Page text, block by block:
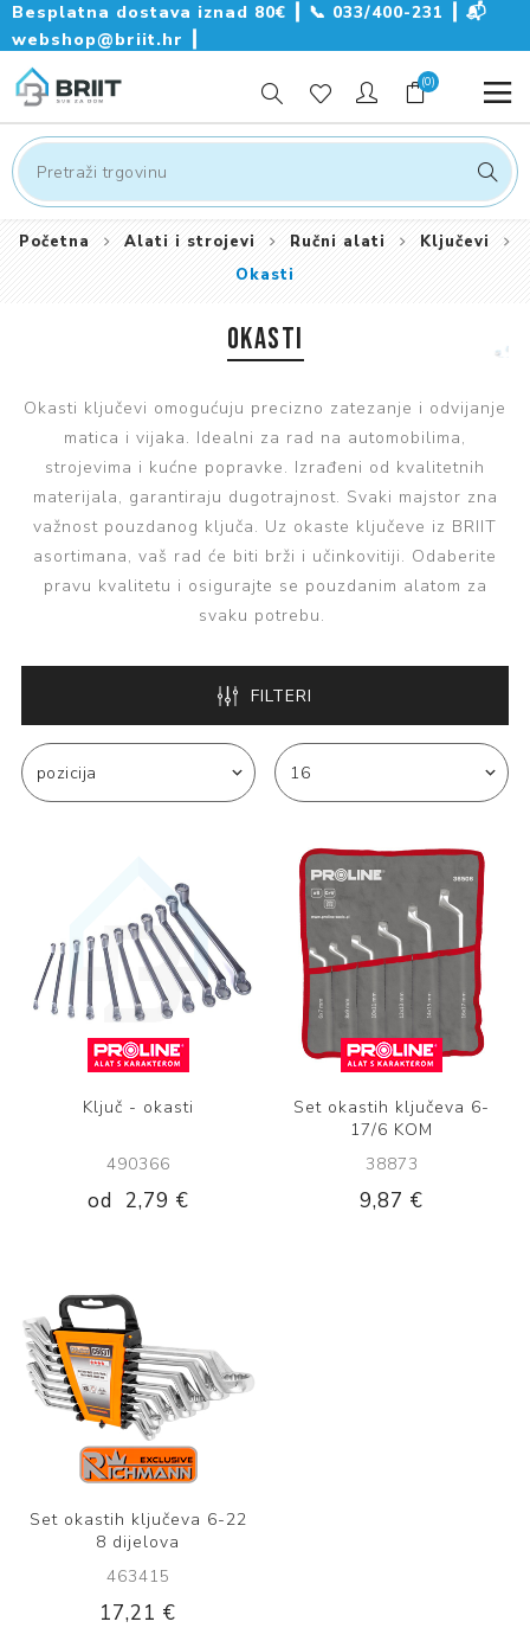
Besplatna dostava iznad 80€ ┃ 📞 033/400-231
📬
webshop@briit.hr
(0)
Početna Alati i strojevi Ručni alati
Ključevi
Okasti
OKASTI
Okasti ključevi omogućuju precizno zatezanje i odvijanje
matica i vijaka. Idealni za rad na automobilima,
strojevima i kućne popravke. Izrađeni od kvalitetnih
materijala, garantiraju dugotrajnost. Svaki majstor zna
važnost pouzdanog ključa. Uz okaste ključeve iz BRIIT
asortimana, vaš rad će biti brži i učinkovitiji. Odaberite
pravu kvalitetu i osigurajte se pouzdanim alatom za
svaku potrebu.
FILTERI
Ključ - okasti
490366
od 2,79 €
Set okastih ključeva 6-
17/6 KOM
38873
9,87 €
Set okastih ključeva 6-22
8 dijelova
463415
17,21 €